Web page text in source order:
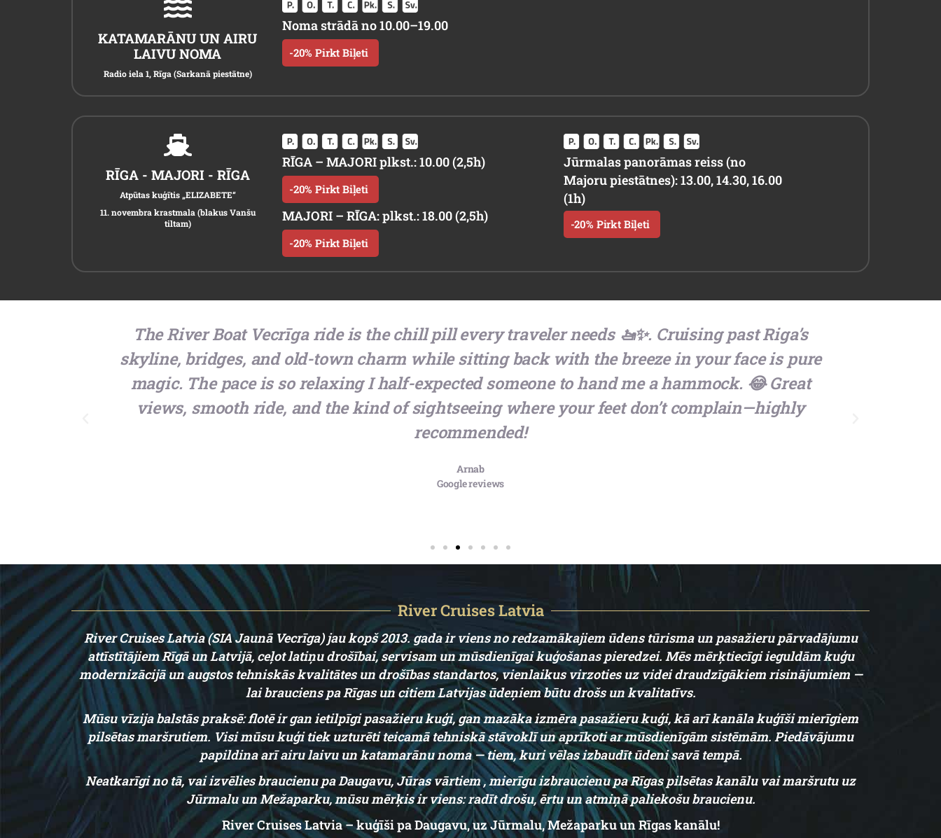
KATAMARĀNU UN AIRU
LAIVU NOMA
Radio iela 1, Rīga (Sarkanā piestātne)
Noma strādā no 10.00–19.00
-20% Pirkt Biļeti
RĪGA - MAJORI - RĪGA
Atpūtas kuģītis „ELIZABETE“
11. novembra krastmala (blakus Vanšu
tiltam)
RĪGA – MAJORI plkst.: 10.00 (2,5h)
-20% Pirkt Biļeti
MAJORI – RĪGA: plkst.: 18.00 (2,5h)
-20% Pirkt Biļeti
Jūrmalas panorāmas reiss (no
Majoru piestātnes): 13.00, 14.30, 16.00
(1h)
-20% Pirkt Biļeti
The River Boat Vecrīga ride is the chill pill every traveler needs 🚤✨. Cruising past Riga’s
skyline, bridges, and old-town charm while sitting back with the breeze in your face is pure
magic. The pace is so relaxing I half-expected someone to hand me a hammock. 😂 Great
views, smooth ride, and the kind of sightseeing where your feet don’t complain—highly
recommended!
Arnab
Google reviews
River Cruises Latvia
River Cruises Latvia (SIA Jaunā Vecrīga) jau kopš 2013. gada ir viens no redzamākajiem ūdens tūrisma un pasažieru pārvadājumu
attīstītājiem Rīgā un Latvijā, ceļot latiņu drošībai, servisam un mūsdienīgai kuģošanas pieredzei. Mēs mērķtiecīgi ieguldām kuģu
modernizācijā un augstos tehniskās kvalitātes un drošības standartos, vienlaikus virzoties uz videi draudzīgākiem risinājumiem —
lai brauciens pa Rīgas un citiem Latvijas ūdeņiem būtu drošs un kvalitatīvs.
Mūsu vīzija balstās praksē: flotē ir gan ietilpīgi pasažieru kuģi, gan mazāka izmēra pasažieru kuģi, kā arī kanāla kuģīši mierīgiem
pilsētas maršrutiem. Visi mūsu kuģi tiek uzturēti teicamā tehniskā stāvoklī un aprīkoti ar mūsdienīgām sistēmām. Piedāvājumu
papildina arī airu laivu un katamarānu noma — tiem, kuri vēlas izbaudīt ūdeni savā tempā.
Neatkarīgi no tā, vai izvēlies braucienu pa Daugavu, Jūras vārtiem , mierīgu izbraucienu pa Rīgas pilsētas kanālu vai maršrutu uz
Jūrmalu un Mežaparku, mūsu mērķis ir viens: radīt drošu, ērtu un atmiņā paliekošu braucienu.
River Cruises Latvia – kuģīši pa Daugavu, uz Jūrmalu, Mežaparku un Rīgas kanālu!